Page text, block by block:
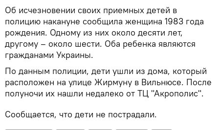
Об исчезновении своих приемных детей в
полицию накануне сообщила женщина 1983 года
рождения. Одному из них около десяти лет,
другому – около шести. Оба ребенка являются
гражданами Украины.
По данным полиции, дети ушли из дома, который
расположен на улице Жирмуну в Вильнюсе. После
полуночи их нашли недалеко от ТЦ "Акрополис".
Сообщается, что дети не пострадали.